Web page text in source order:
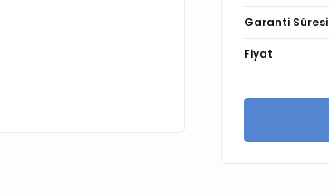
Garanti Süresi
Fiyat